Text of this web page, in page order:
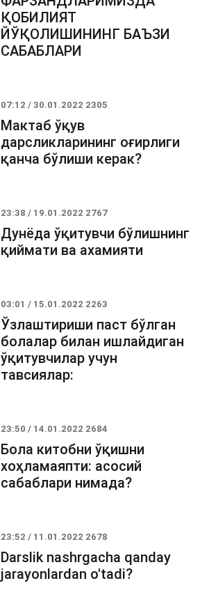
ҚОБИЛИЯТ
ЙЎҚОЛИШИНИНГ БАЪЗИ
САБАБЛАРИ
07:12 / 30.01.2022 2305
Мактаб ўқув
дарсликларининг оғирлиги
қанча бўлиши керак?
23:38 / 19.01.2022 2767
Дунёда ўқитувчи бўлишнинг
қиймати ва ахамияти
03:01 / 15.01.2022 2263
Ўзлаштириши паст бўлган
болалар билан ишлайдиган
ўқитувчилар учун
тавсиялар:
23:50 / 14.01.2022 2684
Бола китобни ўқишни
хоҳламаяпти: асосий
сабаблари нимада?
23:52 / 11.01.2022 2678
Darslik nashrgacha qanday
jarayonlardan o'tadi?